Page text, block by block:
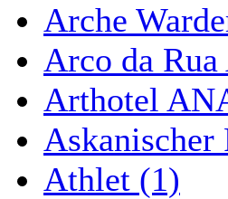
Arche
Arco da
Arthotel
Askanischer
Athlet (1)